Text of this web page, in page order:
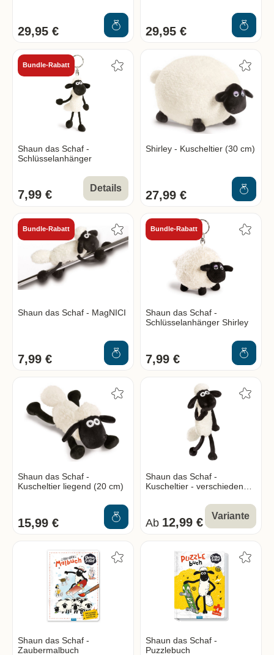
29,95 € 29,95 €
Bundle-Rabatt
Shaun das Schaf -
Schlüsselanhänger
7,99 € Details
Shirley - Kuscheltier (30 cm)
27,99 €
Bundle-Rabatt
Shaun das Schaf - MagNICI
7,99 €
Bundle-Rabatt
Shaun das Schaf -
Schlüsselanhänger Shirley
7,99 €
Shaun das Schaf -
Kuscheltier liegend (20 cm)
15,99 €
Shaun das Schaf -
Kuscheltier - verschiedene
Ab 12,99 € Variante
Shaun das Schaf -
Zaubermalbuch
Shaun das Schaf -
Puzzlebuch